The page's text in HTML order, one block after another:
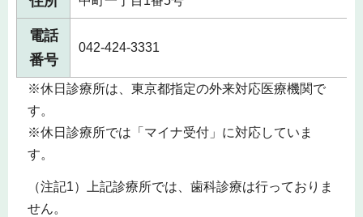
電話
番号
042-424-3331
※休日診療所は、東京都指定の外来対応医療機関で
す。
※休日診療所では「マイナ受付」に対応していま
す。
（注記1）上記診療所では、歯科診療は行っておりま
せん。